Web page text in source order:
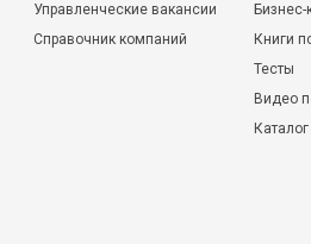
Управленческие вакансии
Справочник компаний
Книги
Тесты
Видео